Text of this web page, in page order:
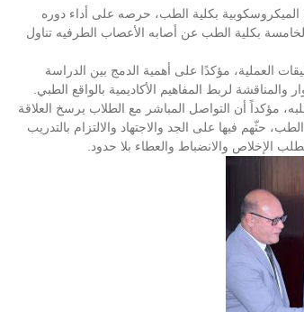
الميكروسكوبية بكلية الطب، حرصه على أداء دوره
بكلية الطب عن أصابه الأعصاب الطرفيه تناول
العملية، مؤكدًا على أهمية الدمج بين الدراسة
لربط المفاهيم الأكاديمية بالواقع الطبي.
مؤكداً أن التواصل المباشر مع الطلاب يرسخ العلاقة
حثّهم فيها على الجد والاجتهاد والالتزام بالتدريب
الإخلاص والانضباط والعطاء بلا حدود.